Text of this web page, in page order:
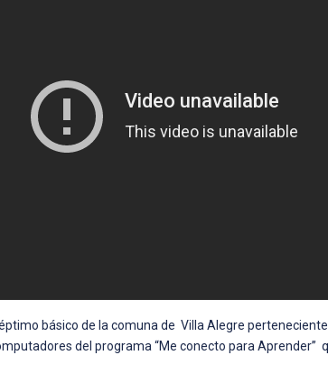
básico de la comuna de Villa Alegre
del programa “Me conecto para Aprender”